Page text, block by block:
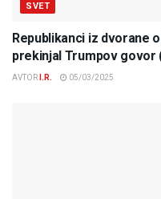
SVET
Republikanci iz dvorane
prekinjal Trumpov govor
AVTOR I.R. 05/03/2025